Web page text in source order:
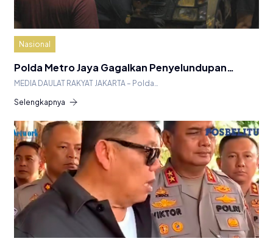
Nasional
Polda Metro Jaya Gagalkan Penyelundupan…
MEDIA DAULAT RAKYAT JAKARTA – Polda…
Selengkapnya